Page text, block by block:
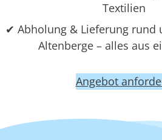
Textilien
✔ Abholung & Lieferung rund
Altenberge – alles aus
Angebot